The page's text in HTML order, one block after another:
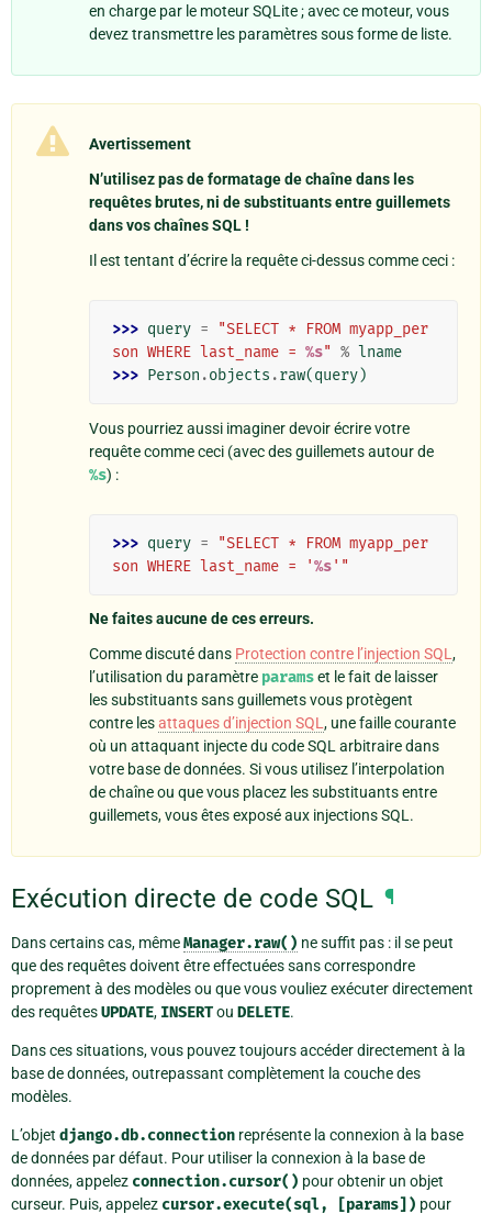
en charge par le moteur SQLite ; avec ce moteur, vous
devez transmettre les paramètres sous forme de liste.
Avertissement
N’utilisez pas de formatage de chaîne dans les
requêtes brutes, ni de substituants entre guillemets
dans vos chaînes SQL !
Il est tentant d’écrire la requête ci-dessus comme ceci :
>>> query =
"SELECT * FROM myapp_per
son WHERE last_name = %s" %
lname
>>> Person .objects .raw(query)
Vous pourriez aussi imaginer devoir écrire votre
requête comme ceci (avec des guillemets autour de
%s) :
>>> query =
"SELECT * FROM myapp_per
son WHERE last_name = '%s'"
Ne faites aucune de ces erreurs.
Comme discuté dans Protection contre l’injection SQL ,
l’utilisation du paramètre paramset le fait de laisser
les substituants sans guillemets vous protègent
contre lesattaques d’injection SQL , une faille courante
où un attaquant injecte du code SQL arbitraire dans
votre base de données. Si vous utilisez l’interpolation
de chaîne ou que vous placez les substituants entre
guillemets, vous êtes exposé aux injections SQL.
Exécution directe de code SQL ¶
Dans certains cas, mêmeManager.raw() ne suffit pas : il se peut
que des requêtes doivent être effectuées sans correspondre
proprement à des modèles ou que vous vouliez exécuter directement
des requêtesUPDATE, INSERTou DELETE.
Dans ces situations, vous pouvez toujours accéder directement à la
base de données, outrepassant complètement la couche des
modèles.
L’objet django.db.connection représente la connexion à la base
de données par défaut. Pour utiliser la connexion à la base de
données, appelez connection.cursor() pour obtenir un objet
curseur. Puis, appelez cursor.execute(sql, [params]) pour